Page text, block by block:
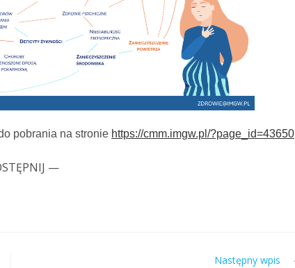
pobrania na stronie https://cmm.imgw.pl/?page_id=43650
—
Następny wpis